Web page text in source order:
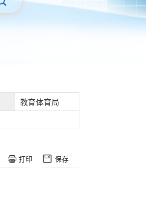
教育体育局
打印 保存